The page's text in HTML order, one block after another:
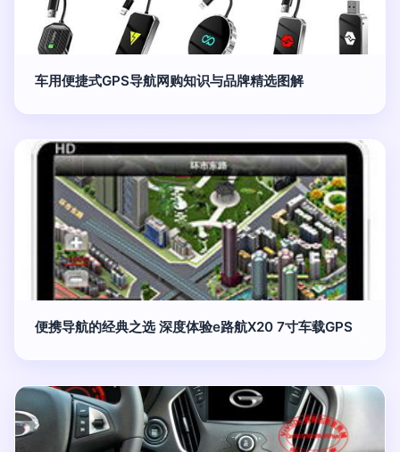
车用便捷式GPS导航网购知识与品牌精选图解
便携导航的经典之选 深度体验e路航X20 7寸车载GPS